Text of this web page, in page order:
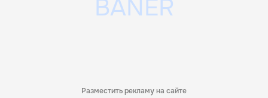
Разместить рекламу на сайте